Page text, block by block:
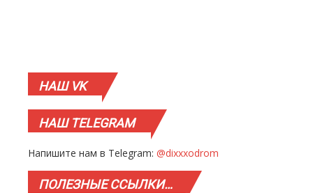
НАШVK
НАШTELEGRAM
Напишите нам в Telegram: @dixxxodrom
ПОЛЕЗНЫЕССЫЛКИ…